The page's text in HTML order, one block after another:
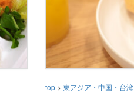
top > 東アジア・中国・台湾